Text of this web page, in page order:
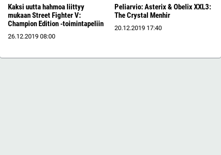
Kaksi uutta hahmoa liittyy
mukaan Street Fighter V:
Champion Edition -toimintapeliin
26.12.2019 08:00
Peliarvio: Asterix & Obelix XXL3:
The Crystal Menhir
20.12.2019 17:40